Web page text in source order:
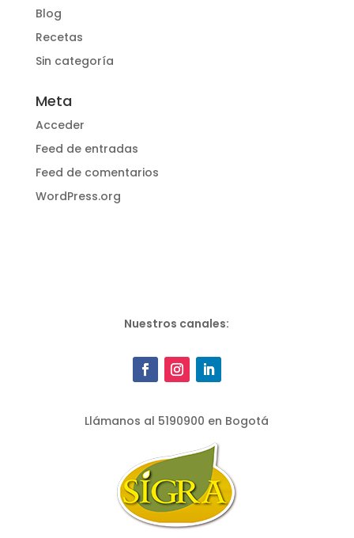
Blog
Recetas
Sin categoría
Meta
Acceder
Feed de entradas
Feed de comentarios
WordPress.org
Nuestros canales:
Llámanos al 5190900 en Bogotá